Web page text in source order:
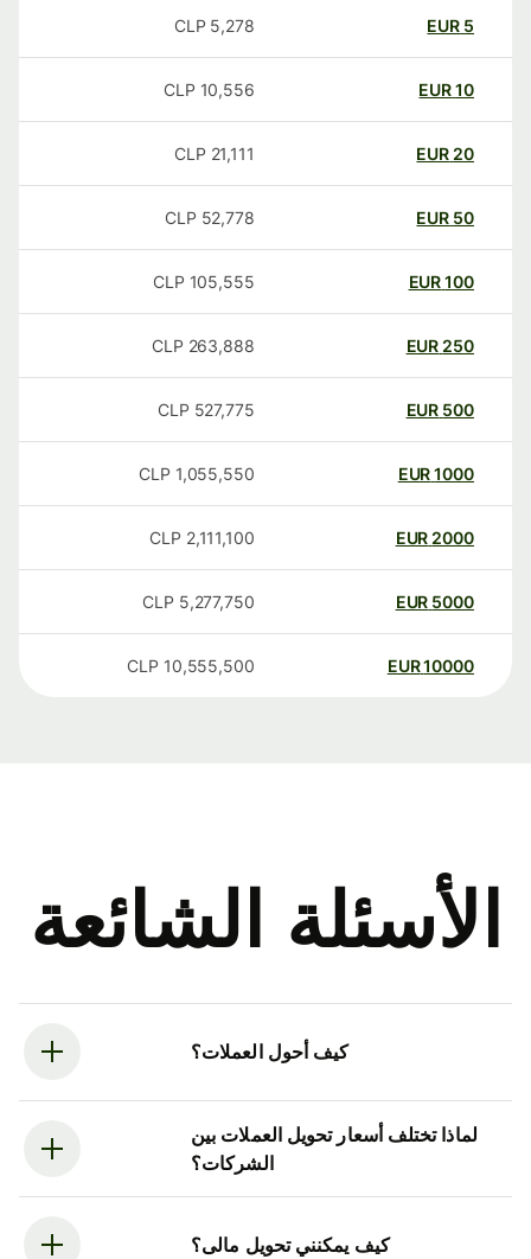
EUR
5,278
CLP
EUR
10,556
CLP
20
EUR
21,111
CLP
50
EUR
52,778
CLP
100
EUR
105,555
CLP
250
EUR
263,888
CLP
500
EUR
527,775
CLP
1000
EUR
1,055,550
CLP
2000
EUR
2,111,100
CLP
5000
EUR
5,277,750
CLP
10000
EUR
10,555,500
CLP
الأسئلة الشائعة
كيف أحول العملات؟
لماذا تختلف أسعار تحويل العملات بين
الشركات؟
كيف يمكنني تحويل مالى؟